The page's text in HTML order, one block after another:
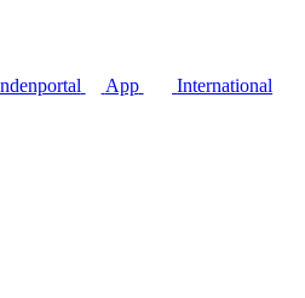
App International